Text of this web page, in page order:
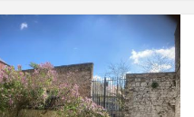
12 months
No